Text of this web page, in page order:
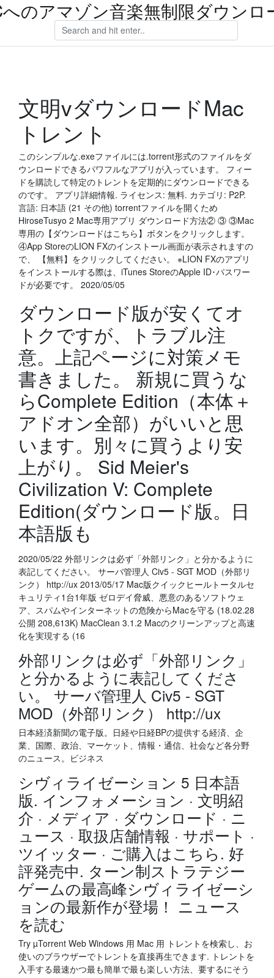
のアマゾン音楽無制限ダウンロ
文明vダウンロードMac
トレント
このシンプルな.exeファイルには.torrent形式のファイルをダ
ウンロードできるパワフルなアプリが入っています。 フィー
ドを購読して特定のトレントを定期的にダウンロードできる
のです。 アプリ詳細情報. ライセンス: 無料. カテゴリ: P2P.
言語: 日本語 (21 その他) torrentファイルを開くため
HiroseTusyo 2 Mac専用アプリ ダウンロード方法② ③ ③Mac
専用の【ダウンロードはこちら】ボタンをクリックします。
④App StoreのLION FXのインストール画面が表示されますの
で、 【無料】をクリックしてください。 ※LION FXのアプリ
をインストールする際は、iTunes StoreのApple ID･パスワー
ドが必要です。 2020/05/05
ダウンロード版が安くてオ
トクですが、トラブル注
意。上記ページに対策メモ
書きました。 新規に買うな
らComplete Edition（本体＋
アドオン全部）がいいと思
います。別々に買うより安
上がり。 Sid Meier's
Civilization V: Complete
Edition(ダウンロード版。日
本語版も
2020/05/22 外部リンクは必ず「外部リンク」と分かるように
表記してください。 サーバ管理人 Civ5 - SGT MOD（外部リ
ンク） http://ux 2013/05/17 Mac版クイックヒールトータルセ
キュリティ1台1年版 ゼロデイ脅威、悪意のあるソフトウェ
ア、スパムやインターネットの危険からMacを守る (18.02.28
公開 208,613K) MacClean 3.1.2 Macのクリーンアップと高速
化を実現する (16
外部リンクは必ず「外部リンク」
と分かるように表記してくださ
い。 サーバ管理人 Civ5 - SGT
MOD（外部リンク） http://ux
日本経済新聞の電子版。日経や日経BPの提供する経済、企
業、国際、政治、マーケット、情報・通信、社会など各分野
のニュース。ビジネス
シヴィライゼーション 5 日本語
版. インフォメーション · 文明紹
介 · メディア · ダウンロード · ニ
ュース · 取扱店舗情報 · サポート ·
ツイッター · ご購入はこちら. 好
評発売中. ターン制ストラテジー
ゲームの最高峰シヴィライゼーシ
ョンの最新作が登場！ ニュース
を読む
Try µTorrent Web Windows 用 Mac 用 トレントを検索し、お
使いのブラウザーでトレントを直接再生できます. トレントを
入手する最速かつ最も簡単で最も楽しい方法、要するにそう